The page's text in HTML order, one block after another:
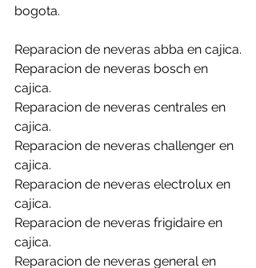
bogota.
Reparacion de neveras abba en cajica.
Reparacion de neveras bosch en
cajica.
Reparacion de neveras centrales en
cajica.
Reparacion de neveras challenger en
cajica.
Reparacion de neveras electrolux en
cajica.
Reparacion de neveras frigidaire en
cajica.
Reparacion de neveras general en